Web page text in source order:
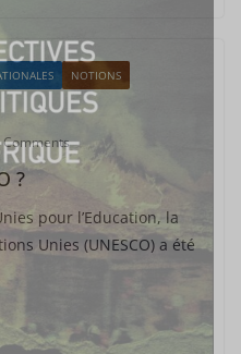
NOTIONS
Comments
?
pour l’Education, la
Unies (UNESCO) a été